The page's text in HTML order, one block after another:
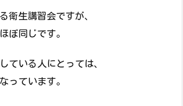
衛生講習会ですが、
ぼ同じです。
ている人にとっては、
っています。